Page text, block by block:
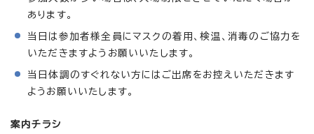
あります。
当日は参加者様全員にマスクの着用、検温、消毒のご協力を
いただきますようお願いいたします。
当日体調のすぐれない方にはご出席をお控えいただきます
ようお願いいたします。
案内チラシ